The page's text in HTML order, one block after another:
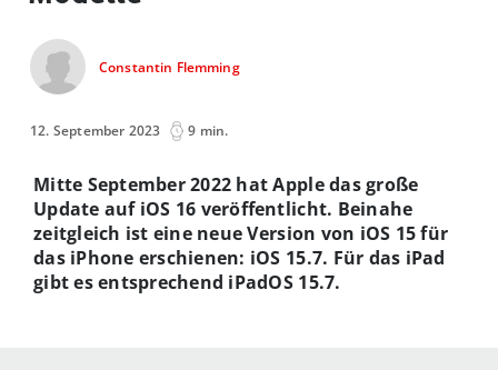
Constantin Flemming
12. September 2023 9 min.
Mitte September 2022 hat Apple das große
Update auf iOS 16 veröffentlicht. Beinahe
zeitgleich ist eine neue Version von iOS 15 für
das iPhone erschienen: iOS 15.7. Für das iPad
gibt es entsprechend iPadOS 15.7.